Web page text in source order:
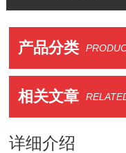
产品分类
相关文章
详细介绍